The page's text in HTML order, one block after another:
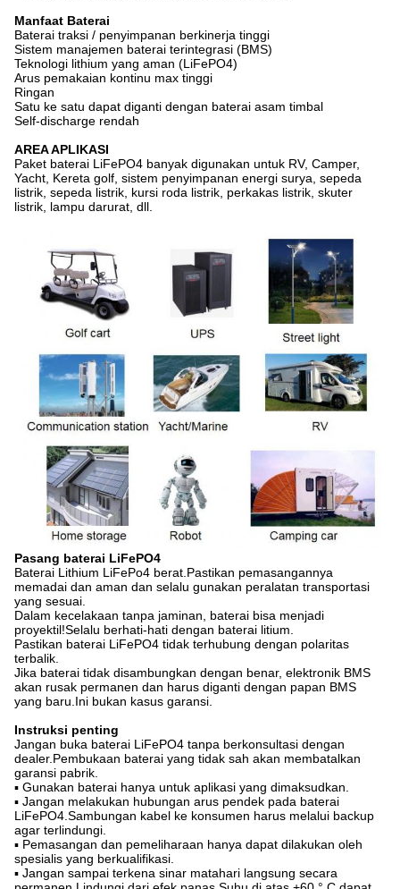
Manfaat Baterai
Baterai traksi / penyimpanan berkinerja tinggi
Sistem manajemen baterai terintegrasi (BMS)
Teknologi lithium yang aman (LiFePO4)
Arus pemakaian kontinu max tinggi
Ringan
Satu ke satu dapat diganti dengan baterai asam timbal
Self-discharge rendah
AREA APLIKASI
Paket baterai LiFePO4 banyak digunakan untuk RV, Camper,
Yacht, Kereta golf, sistem penyimpanan energi surya, sepeda
listrik, sepeda listrik, kursi roda listrik, perkakas listrik, skuter
listrik, lampu darurat, dll.
Pasang baterai LiFePO4
Baterai Lithium LiFePo4 berat.Pastikan pemasangannya
memadai dan aman dan selalu gunakan peralatan transportasi
yang sesuai.
Dalam kecelakaan tanpa jaminan, baterai bisa menjadi
proyektil!Selalu berhati-hati dengan baterai litium.
Pastikan baterai LiFePO4 tidak terhubung dengan polaritas
terbalik.
Jika baterai tidak disambungkan dengan benar, elektronik BMS
akan rusak permanen dan harus diganti dengan papan BMS
yang baru.Ini bukan kasus garansi.
Instruksi penting
Jangan buka baterai LiFePO4 tanpa berkonsultasi dengan
dealer.Pembukaan baterai yang tidak sah akan membatalkan
garansi pabrik.
▪ Gunakan baterai hanya untuk aplikasi yang dimaksudkan.
▪ Jangan melakukan hubungan arus pendek pada baterai
LiFePO4.Sambungan kabel ke konsumen harus melalui backup
agar terlindungi.
▪ Pemasangan dan pemeliharaan hanya dapat dilakukan oleh
spesialis yang berkualifikasi.
▪ Jangan sampai terkena sinar matahari langsung secara